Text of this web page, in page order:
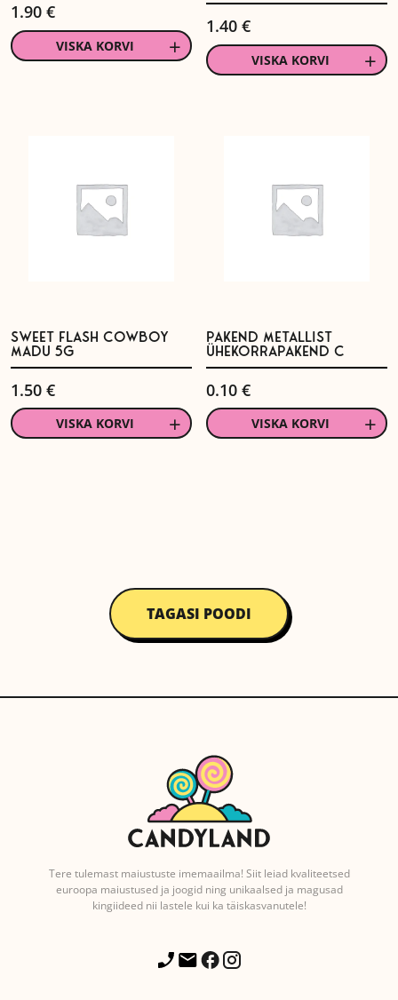
1.90 €
VISKA KORVI
1.40€
VISKA KORVI
SWEET FLASH COWBOY
MADU 5G
1.50 €
VISKA KORVI
PAKEND METALLIST
ÜHEKORRAPAKEND C
0.10€
VISKA KORVI
TAGASI POODI
Tere tulemast maiustuste imemaailma! Siit leiad kvaliteetsed
euroopa maiustused ja joogid ning unikaalsed ja magusad
kingiideed nii lastele kui ka täiskasvanutele!